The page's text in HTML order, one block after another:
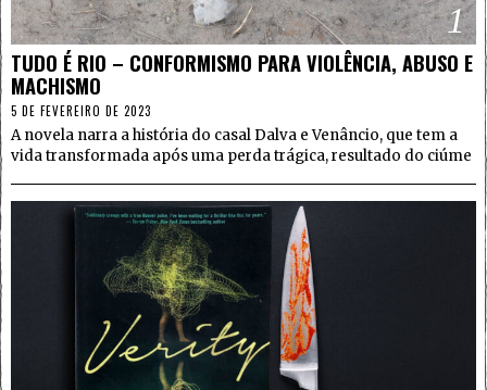
1
TUDO É RIO – CONFORMISMO PARA VIOLÊNCIA, ABUSO E
MACHISMO
5 DE FEVEREIRO DE 2023
A novela narra a história do casal Dalva e Venâncio, que tem a
vida transformada após uma perda trágica, resultado do ciúme